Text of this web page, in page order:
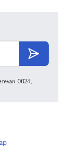
0024,